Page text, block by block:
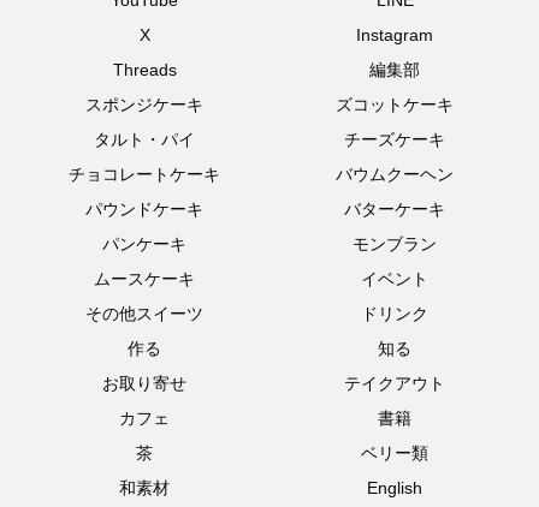
X
Instagram
Threads
編集部
スポンジケーキ
ズコットケーキ
タルト・パイ
チーズケーキ
チョコレートケーキ
バウムクーヘン
パウンドケーキ
バターケーキ
パンケーキ
モンブラン
ムースケーキ
イベント
その他スイーツ
ドリンク
作る
知る
お取り寄せ
テイクアウト
カフェ
書籍
茶
ベリー類
和素材
English